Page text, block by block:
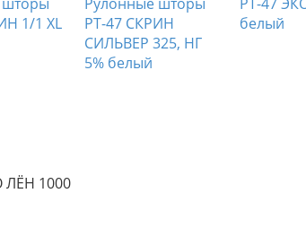
1/1 XL
РТ-47 СКРИН
СИЛЬВЕР 325, НГ
5% белый
белый
ЛЁН 1000